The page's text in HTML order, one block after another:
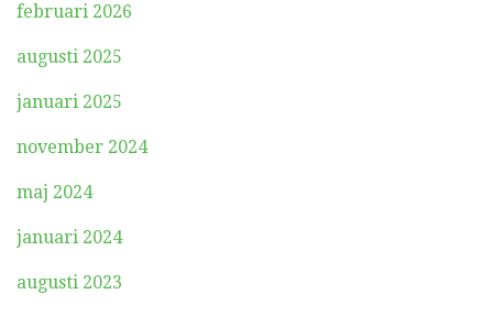
februari 2026
augusti 2025
januari 2025
november 2024
maj 2024
januari 2024
augusti 2023